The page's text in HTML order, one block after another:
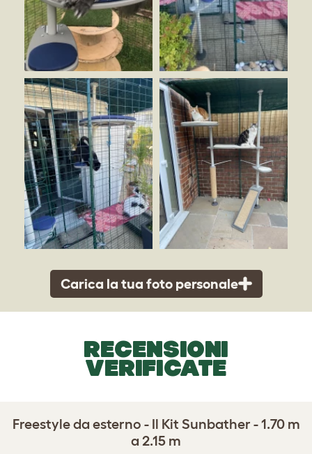
Carica la tua foto personale
RECENSIONI
VERIFICATE
Freestyle da esterno - Il Kit Sunbather - 1.70 m
a 2.15 m